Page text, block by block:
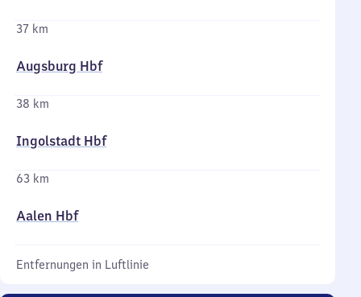
37 km
Augsburg Hbf
38 km
Ingolstadt Hbf
63 km
Aalen Hbf
Entfernungen in Luftlinie